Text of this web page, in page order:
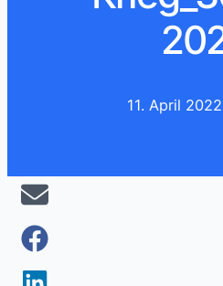
11. April 2022